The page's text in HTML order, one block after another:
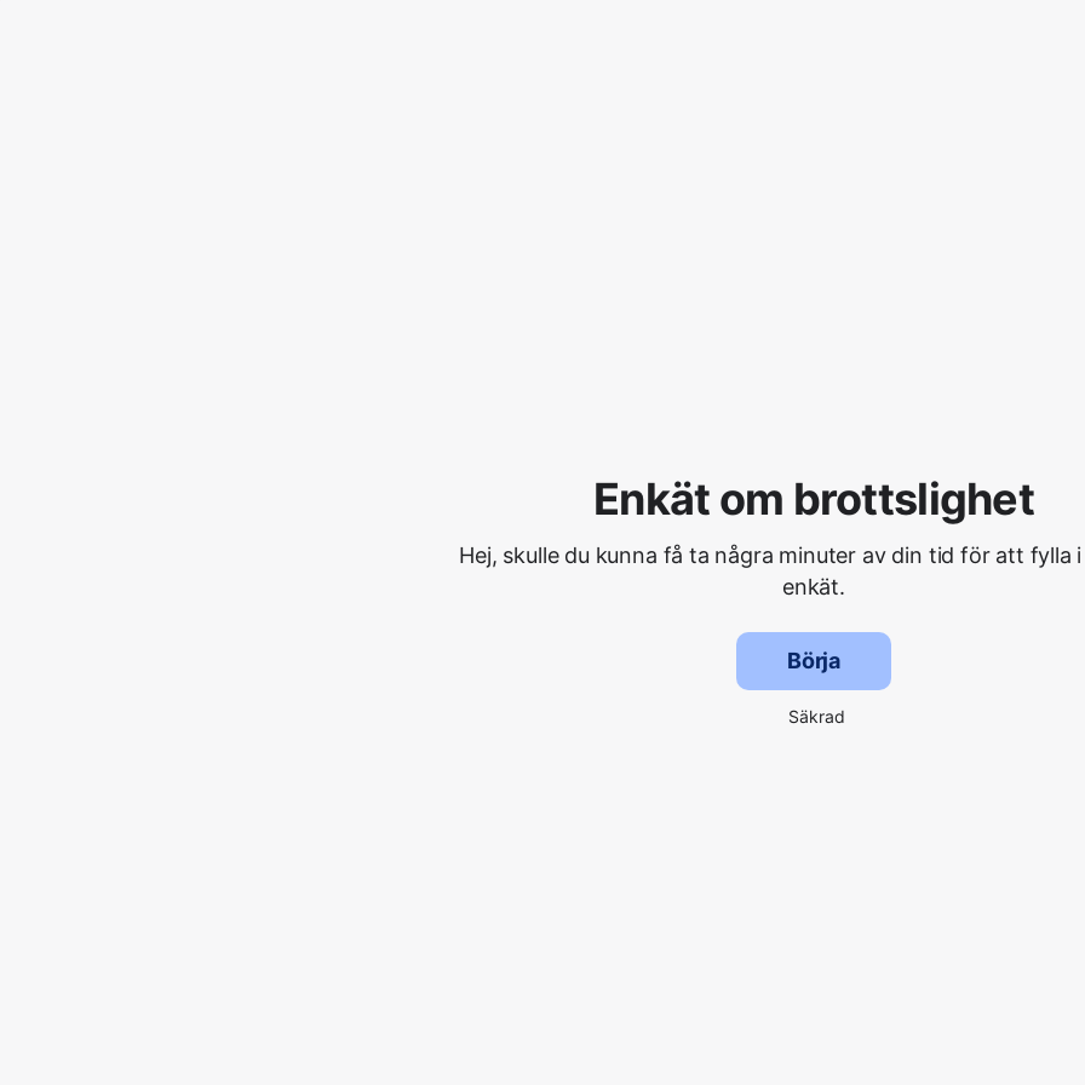
Enkät om brottslighet
Hej, skulle du kunna få ta några minuter av din tid för att fylla
enkät.
Börja
Säkrad